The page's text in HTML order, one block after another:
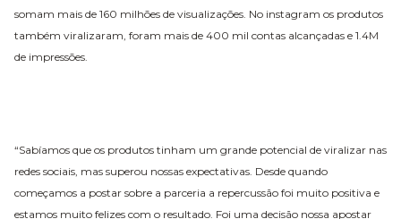
somam mais de 160 milhões de visualizações. No instagram os produtos
também viralizaram, foram mais de 400 mil contas alcançadas e 1.4M
de impressões.
“Sabíamos que os produtos tinham um grande potencial de viralizar nas
redes sociais, mas superou nossas expectativas. Desde quando
começamos a postar sobre a parceria a repercussão foi muito positiva e
estamos muito felizes com o resultado. Foi uma decisão nossa apostar